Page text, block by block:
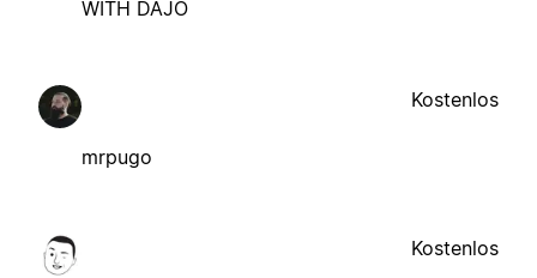
WITH DAJO
mrpugo
Kostenlos
Kostenlos